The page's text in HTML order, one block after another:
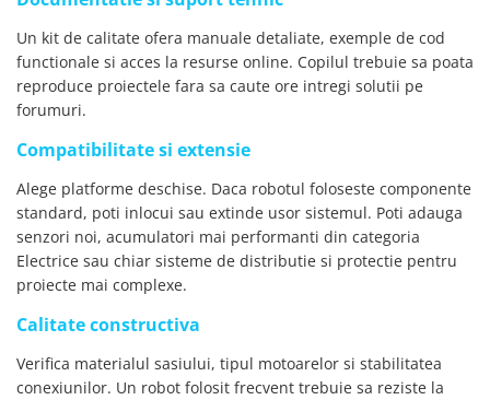
Un kit de calitate ofera manuale detaliate, exemple de cod
functionale si acces la resurse online. Copilul trebuie sa poata
reproduce proiectele fara sa caute ore intregi solutii pe
forumuri.
Compatibilitate si extensie
Alege platforme deschise. Daca robotul foloseste componente
standard, poti inlocui sau extinde usor sistemul. Poti adauga
senzori noi, acumulatori mai performanti din categoria
Electrice sau chiar sisteme de distributie si protectie pentru
proiecte mai complexe.
Calitate constructiva
Verifica materialul sasiului, tipul motoarelor si stabilitatea
conexiunilor. Un robot folosit frecvent trebuie sa reziste la